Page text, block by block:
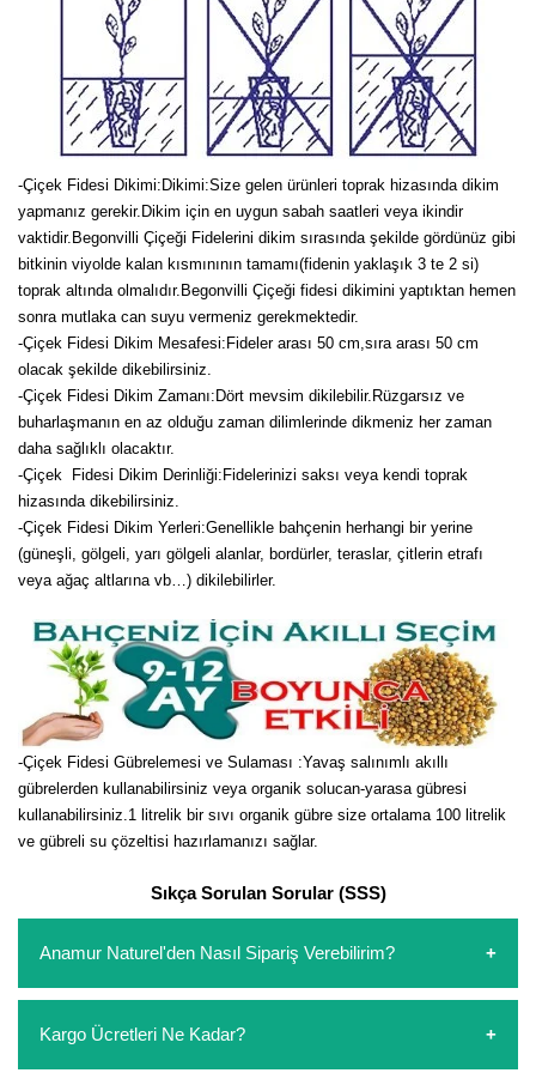
-Çiçek Fidesi Dikimi: Dikimi:Size gelen ürünleri toprak hizasında dikim
yapmanız gerekir.Dikim için en uygun sabah saatleri veya ikindir
vaktidir.Begonvilli Çiçeği Fidelerini dikim sırasında şekilde gördünüz gibi
bitkinin viyolde kalan kısmınının tamamı(fidenin yaklaşık 3 te 2 si)
toprak altında olmalıdır.Begonvilli Çiçeği fidesi dikimini yaptıktan hemen
sonra mutlaka can suyu vermeniz gerekmektedir.
-Çiçek Fidesi Dikim Mesafesi:Fideler arası 50 cm,sıra arası 50 cm
olacak şekilde dikebilirsiniz.
-Çiçek Fidesi Dikim Zamanı:Dört mevsim dikilebilir.Rüzgarsız ve
buharlaşmanın en az olduğu zaman dilimlerinde dikmeniz her zaman
daha sağlıklı olacaktır.
-Çiçek Fidesi Dikim Derinliği:Fidelerinizi saksı veya kendi toprak
hizasında dikebilirsiniz.
-Çiçek Fidesi Dikim Yerleri:Genellikle bahçenin herhangi bir yerine
(güneşli, gölgeli, yarı gölgeli alanlar, bordürler, teraslar, çitlerin etrafı
veya ağaç altlarına vb…) dikilebilirler.
-Çiçek Fidesi Gübrelemesi ve Sulaması :Yavaş salınımlı akıllı
gübrelerden kullanabilirsiniz veya organik solucan-yarasa gübresi
kullanabilirsiniz.1 litrelik bir sıvı organik gübre size ortalama 100 litrelik
ve gübreli su çözeltisi hazırlamanızı sağlar.
Sıkça Sorulan Sorular (SSS)
Anamur Naturel'den Nasıl Sipariş Verebilirim?
oluşturarak,iletişim numaralarımızdan bizi arayarak veya
whatsapp hattımızdan bizlere isteklerinizi yazarak sipariş
Kargo Ücretleri Ne Kadar?